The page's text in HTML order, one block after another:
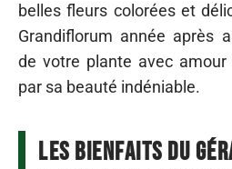
belles fleurs colorées et
Grandiflorum année après
de votre plante avec
par sa beauté indéniable.
Les bienfaits du